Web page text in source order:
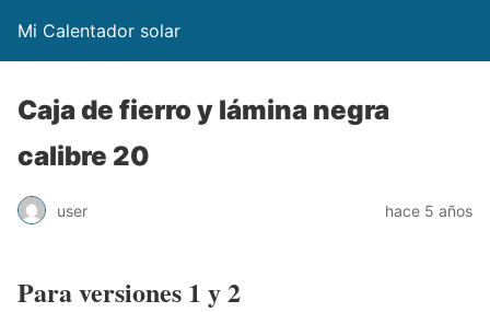
Mi Calentador solar
Caja de fierro y lámina negra
calibre 20
user hace 5 años
Para versiones 1 y 2